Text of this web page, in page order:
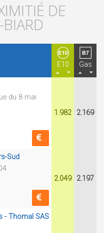
DE
E10 Gas
du 8 mai
1.982 2.169
Sud
2.049 2.197
- Thomal SAS